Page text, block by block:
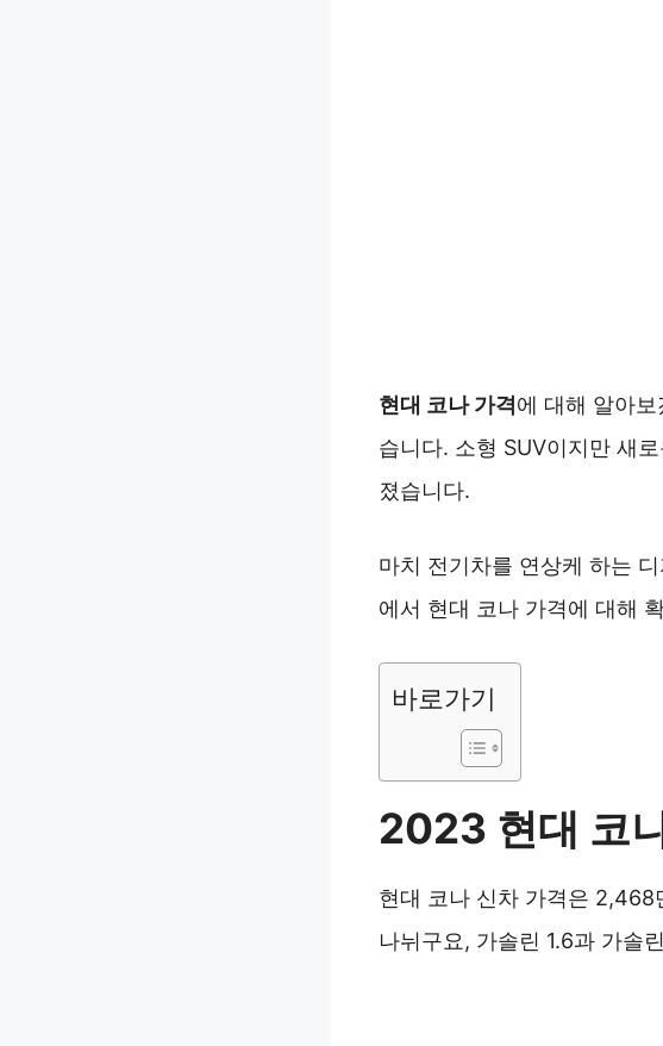
현대 코나 가격에 대해 알아
습니다. 소형 SUV이지만 새
졌습니다.
마치 전기차를 연상케 하는
에서 현대 코나 가격에 대해
바로가기
2023 현대 코
현대 코나 신차 가격은 2,468
나뉘구요, 가솔린 1.6과 가솔